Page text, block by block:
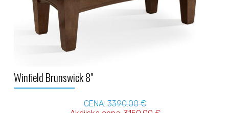
Winfield Brunswick 8"
CENA:3390.00 €